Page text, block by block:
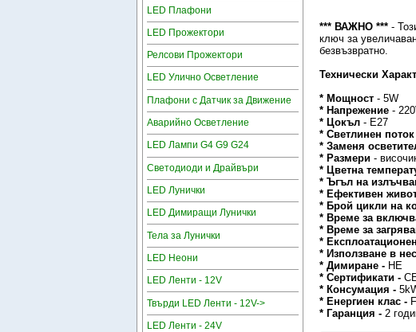
LED Плафони
LED Прожектори
Релсови Прожектори
LED Улично Осветление
Плафони с Датчик за Движение
Аварийно Осветление
LED Лампи G4 G9 G24
Светодиоди и Драйвъри
LED Лунички
LED Димиращи Лунички
Тела за Лунички
LED Неони
LED Ленти - 12V
Твърди LED Ленти - 12V->
LED Ленти - 24V
*** ВАЖНО ***-
ключ за
безвъзвратно.
Технически
* Мощност - 5W
* Напрежение -
* Цокъл - E27
* Светлинен поток
* Заменя
* Размери -
* Цветна
* Ъгъл на
* Ефективен
* Брой цикли на
* Време за
* Време за
*
* Използване в
* Димиране - НЕ
* Сертификати -
* Консумация -
* Енергиен клас - F
* Гаранция - 2